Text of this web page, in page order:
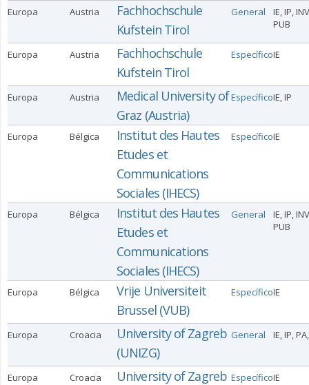
Europa Austria
Fachhochschule
Kufstein Tirol
General
IE, IP,
PUB
Europa Austria
Fachhochschule
Kufstein Tirol
EspecíficoIE
Europa Austria
Medical University of
Graz (Austria)
EspecíficoIE, IP
Europa Bélgica
Institut des Hautes
Etudes et
Communications
Sociales (IHECS)
EspecíficoIE
Europa Bélgica
Institut des Hautes
Etudes et
Communications
Sociales (IHECS)
General
IE, IP,
PUB
Europa Bélgica
Vrije Universiteit
Brussel (VUB)
EspecíficoIE
Europa Croacia
University of Zagreb
(UNIZG)
General IE, IP,
Europa Croacia
University of Zagreb EspecíficoIE